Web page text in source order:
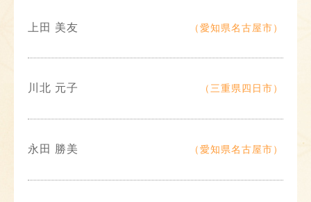
上田 美友 （愛知県名古屋市）
川北 元子 （三重県四日市）
永田 勝美 （愛知県名古屋市）